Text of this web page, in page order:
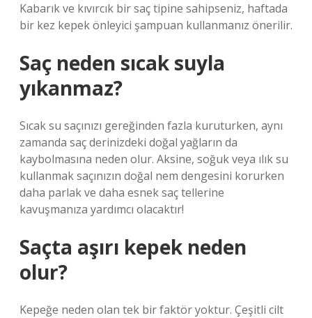
Kabarık ve kıvırcık bir saç tipine sahipseniz, haftada
bir kez kepek önleyici şampuan kullanmanız önerilir.
Saç neden sıcak suyla
yıkanmaz?
Sıcak su saçınızı gereğinden fazla kuruturken, aynı
zamanda saç derinizdeki doğal yağların da
kaybolmasına neden olur. Aksine, soğuk veya ılık su
kullanmak saçınızın doğal nem dengesini korurken
daha parlak ve daha esnek saç tellerine
kavuşmanıza yardımcı olacaktır!
Saçta aşırı kepek neden
olur?
Kepeğe neden olan tek bir faktör yoktur. Çeşitli cilt